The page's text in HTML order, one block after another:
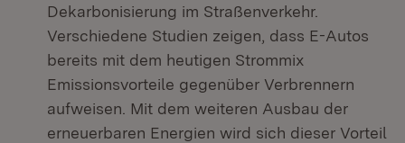
Dekarbonisierung im Straßenverkehr.
Verschiedene Studien zeigen, dass E-Autos
bereits mit dem heutigen Strommix
Emissionsvorteile gegenüber Verbrennern
aufweisen. Mit dem weiteren Ausbau der
erneuerbaren Energien wird sich dieser Vorteil